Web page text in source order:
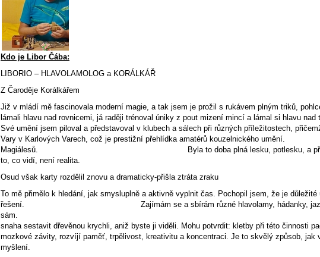
Kdo je Libor Čába:
LIBORIO – HLAVOLAMOLOG a KORÁLKÁŘ
Z Čaroděje Korálkářem
Již v mládí mě fascinovala moderní magie, a tak jsem je prožil s rukávem plným triků,
lámali hlavu nad rovnicemi, já raději trénoval úniky z pout mizení mincí a lámal si hlavu
Své umění jsem piloval a představoval v klubech a sálech při různých příležitostech,
Vary v Karlových Varech, což je prestižní přehlídka amatérů kouzelnického
Magiálesů. Byla to doba plná lesku, potlesku, a především
to, co vidí, není realita.
Osud však karty rozdělil znovu a dramaticky-přišla ztráta zraku
To mě přimělo k hledání, jak smysluplně a aktivně vyplnit čas. Pochopil jsem, že je
řešení. Zajímám se a sbírám různé hlavolamy, hádanky, jazykolamy a
sám. Protože co je lepší
snaha sestavit dřevěnou krychli, aniž byste ji viděli. Mohu potvrdit: kletby při této činnosti
mozkové závity, rozvíjí paměť, trpělivost, kreativitu a koncentraci. Je to skvělý způsob,
myšlení.